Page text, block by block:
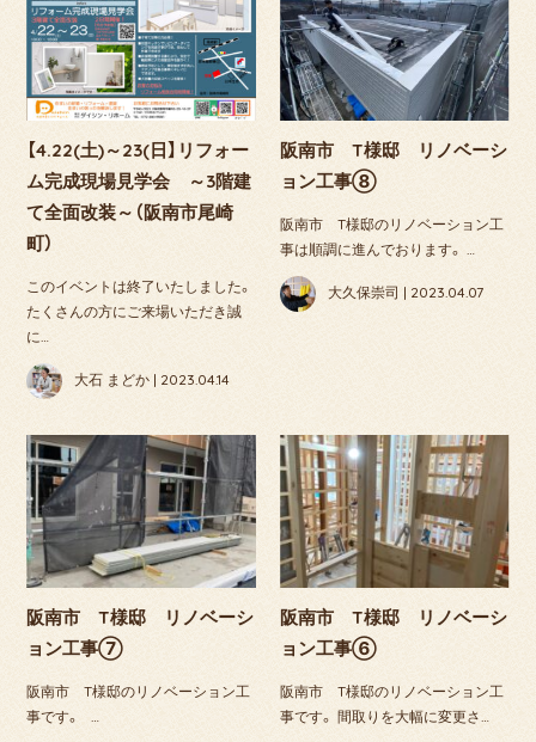
【4.22(土)～23(日】リフォー
ム完成現場見学会 ～3階建
て全面改装～（阪南市尾崎
町）
このイベントは終了いたしました。
たくさんの方にご来場いただき誠
に…
大石 まどか | 2023.04.14
阪南市 T様邸 リノベーシ
ョン工事⑧
阪南市 T様邸のリノベーション工
事は順調に進んでおります。 …
大久保崇司 | 2023.04.07
阪南市 T様邸 リノベーシ
ョン工事⑦
阪南市 T様邸のリノベーション工
事です。 …
阪南市 T様邸 リノベーシ
ョン工事⑥
阪南市 T様邸のリノベーション工
事です。 間取りを大幅に変更さ…